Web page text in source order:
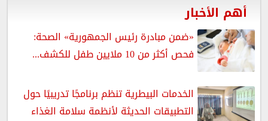
أهم الأخبار
«ضمن مبادرة رئيس الجمهورية» الصحة:
فحص أكثر من 10 ملايين طفل للكشف...
الخدمات البيطرية تنظم برنامجًا تدريبيًا حول
التطبيقات الحديثة لأنظمة سلامة الغذاء